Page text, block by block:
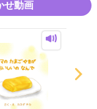
せ動画